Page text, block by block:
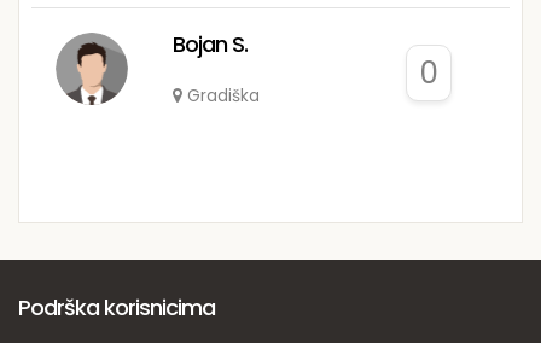
Bojan S.
Gradiška
0
Podrška korisnicima